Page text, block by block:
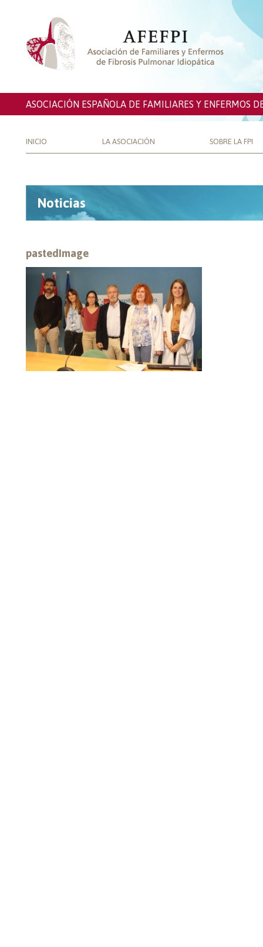
ASOCIACIÓN ESPAÑOLA DE FAMILIARES Y ENFERMOS
INICIO LA ASOCIACIÓN SOBRE LA FPI
Noticias
pastedImage